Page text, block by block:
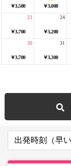
￥3,500 ￥3,000
￥3,700
23
￥3,200
24
￥3,700
30
￥3,300
31